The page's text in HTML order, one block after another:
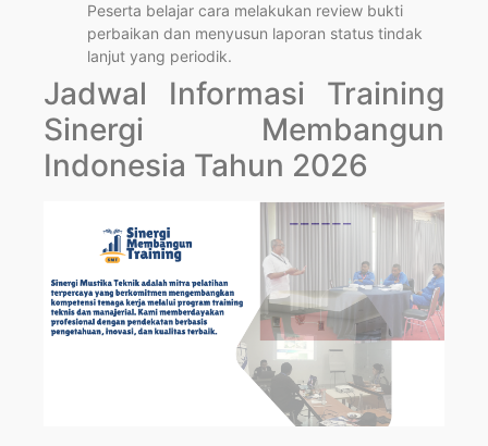
Peserta belajar cara melakukan review bukti
perbaikan dan menyusun laporan status tindak
lanjut yang periodik.
Jadwal Informasi Training
Sinergi Membangun
Indonesia Tahun 2026